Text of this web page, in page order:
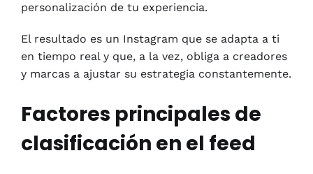
personalización de tu experiencia.
El resultado es un Instagram que se adapta a ti
en tiempo real y que, a la vez, obliga a creadores
y marcas a ajustar su estrategia constantemente.
Factores principales de
clasificación en el feed